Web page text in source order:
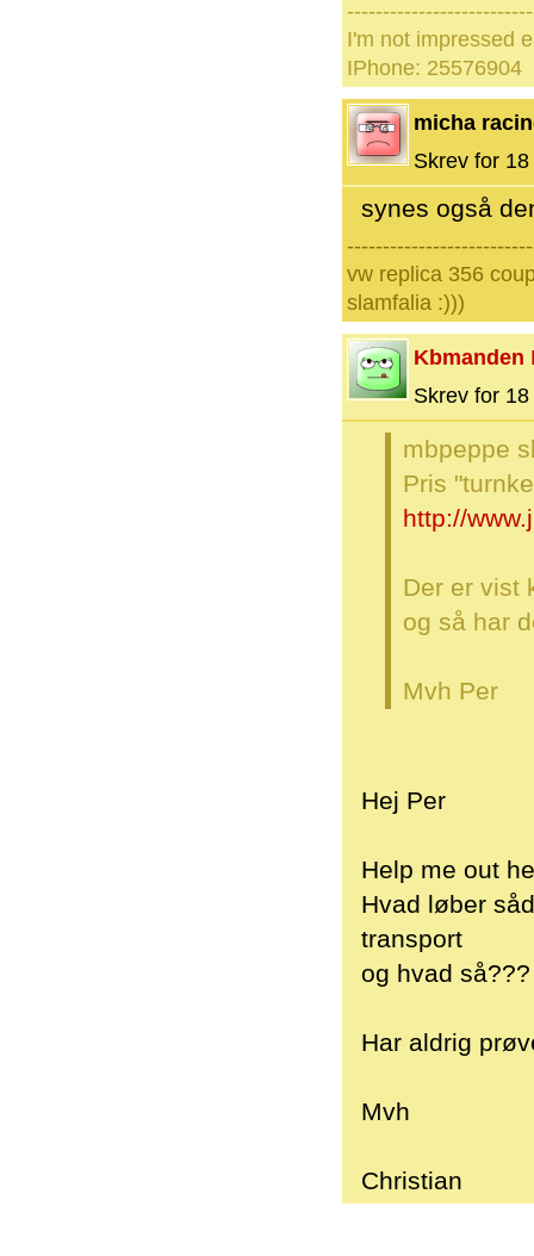
I'm not impressed
IPhone: 25576904
micha
Skrev for
synes også
vw replica 356
slamfalia :)))
Kbmanden
Skrev for
mbpeppe
Pris
http://
Der er vist
og så har
Mvh Per
Hej Per
Help me out
Hvad løber
transport
og hvad så???
Har aldrig
Mvh
Christian